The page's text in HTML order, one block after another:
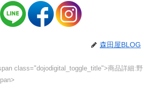
森田屋BLOG
class="dojodigital_toggle_title">商品詳細:野